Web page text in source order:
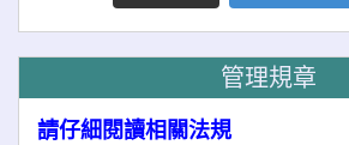
管理規章
請仔細閱讀相關法規